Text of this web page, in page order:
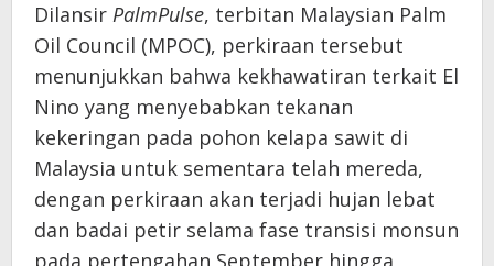
Dilansir PalmPulse, terbitan Malaysian Palm
Oil Council (MPOC), perkiraan tersebut
menunjukkan bahwa kekhawatiran terkait El
Nino yang menyebabkan tekanan
kekeringan pada pohon kelapa sawit di
Malaysia untuk sementara telah mereda,
dengan perkiraan akan terjadi hujan lebat
dan badai petir selama fase transisi monsun
pada pertengahan September hingga